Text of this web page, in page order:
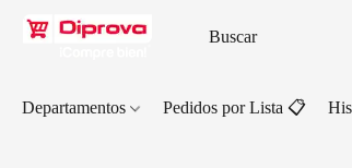
Departamentos Pedidos por Lista 📋